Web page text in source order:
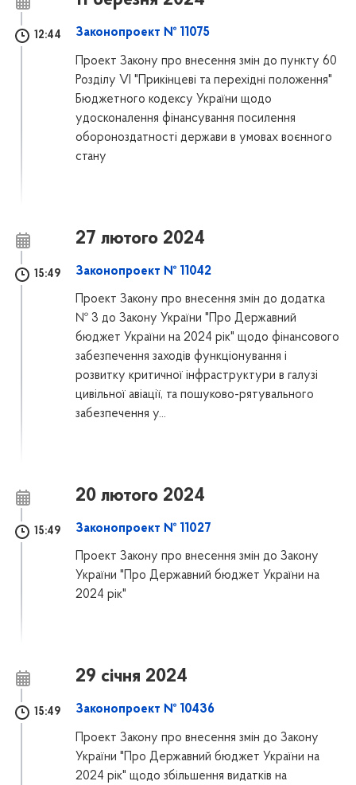
12:44 Законопроект № 11075
Проект Закону про внесення змін до пункту 60
Розділу VI "Прикінцеві та перехідні положення"
Бюджетного кодексу України щодо
удосконалення фінансування посилення
обороноздатності держави в умовах воєнного
стану
27 лютого 2024
15:49 Законопроект № 11042
Проект Закону про внесення змін до додатка
№ 3 до Закону України "Про Державний
бюджет України на 2024 рік" щодо фінансового
забезпечення заходів функціонування і
розвитку критичної інфраструктури в галузі
цивільної авіації, та пошуково-рятувального
забезпечення у...
20 лютого 2024
15:49 Законопроект № 11027
Проект Закону про внесення змін до Закону
України "Про Державний бюджет України на
2024 рік"
29 січня 2024
15:49 Законопроект № 10436
Проект Закону про внесення змін до Закону
України "Про Державний бюджет України на
2024 рік" щодо збільшення видатків на